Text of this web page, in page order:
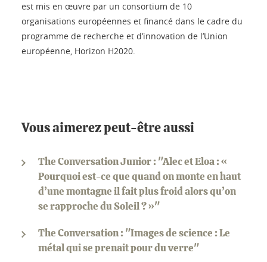
est mis en œuvre par un consortium de 10
organisations européennes et financé dans le cadre du
programme de recherche et d’innovation de l’Union
européenne, Horizon H2020.
Vous aimerez peut-être aussi
The Conversation Junior : "Alec et Eloa : «
Pourquoi est-ce que quand on monte en haut
d’une montagne il fait plus froid alors qu’on
se rapproche du Soleil ? »"
The Conversation : "Images de science : Le
métal qui se prenait pour du verre"